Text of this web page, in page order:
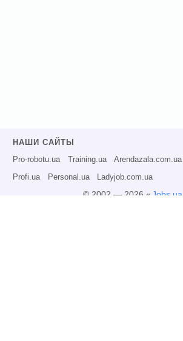
НАШИ САЙТЫ
Pro-robotu.ua Training.ua Arendazala.com.ua
Profi.ua Personal.ua Ladyjob.com.ua
© 2002 — 2026 « Jobs.ua